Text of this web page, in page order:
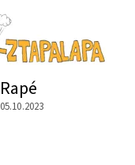
Rapé
05.10.2023